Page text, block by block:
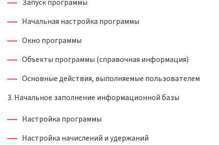
Запуск программы
Начальная настройка программы
Окно программы
Объекты программы (справочная информация)
Основные действия, выполняемые пользователем
3. Начальное заполнение информационной базы
Настройка программы
Настройка начислений и удержаний